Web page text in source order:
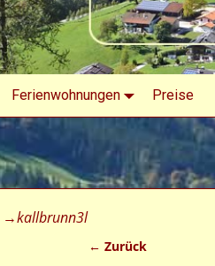
Ferienwohnungen Preise
→kallbrunn3l
← Zurück